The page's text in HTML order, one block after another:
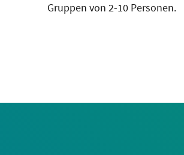
Gruppen von 2-10 Personen.